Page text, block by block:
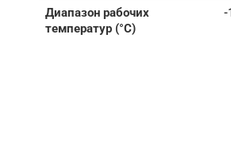
Диапазон рабочих
температур (°C)
-